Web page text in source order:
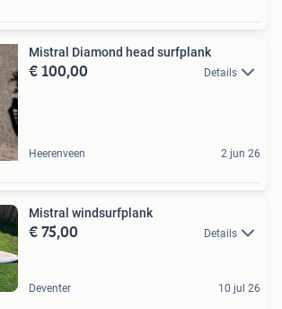
Mistral Diamond head surfplank
€ 100,00 Details
Heerenveen 2 jun 26
Mistral windsurfplank
€ 75,00 Details
Deventer 10 jul 26